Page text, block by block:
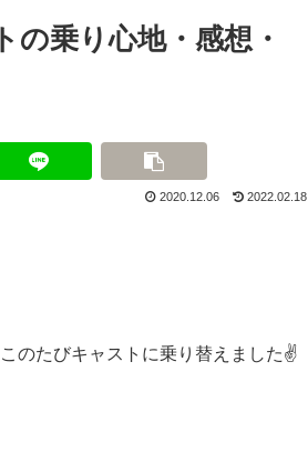
の乗り心地・感想・
2020.12.06 2022.02.18
のたびキャストに乗り替えました✌️